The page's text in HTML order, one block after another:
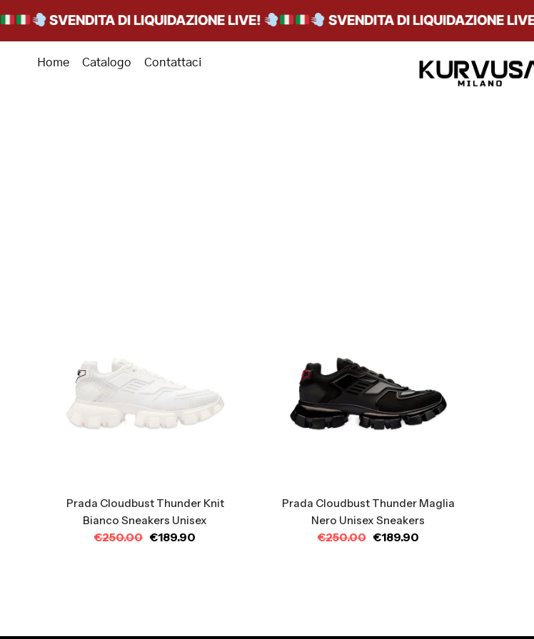
SVENDITA DI LIQUIDAZIONE LIVE! SVENDITA DI LIQUIDAZIONE LIVE!
Home Catalogo Contattaci
Prada Cloudbust Thunder Knit
Bianco Sneakers Unisex
€250.00 €189.90
Prada Cloudbust Thunder Maglia
Nero Unisex Sneakers
€250.00 €189.90